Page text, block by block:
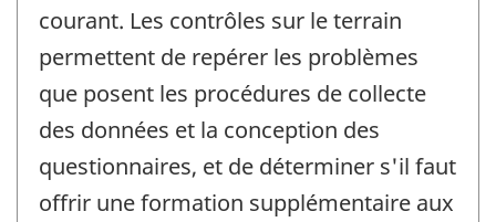
courant. Les contrôles sur le terrain
permettent de repérer les problèmes
que posent les procédures de collecte
des données et la conception des
questionnaires, et de déterminer s'il faut
offrir une formation supplémentaire aux